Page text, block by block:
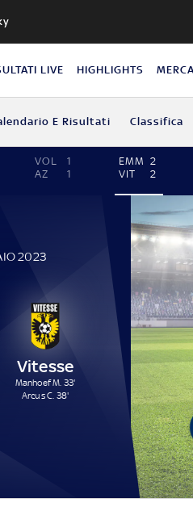
LIVE HIGHLIGHTS
E Risultati Classifica
VOL
1
AZ
1
EMM 2
VIT
2
2023
Vitesse
Manhoef M. 33'
Arcus C. 38'
2 -